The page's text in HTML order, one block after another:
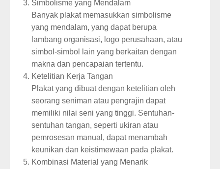
Simbolisme yang Mendalam
Banyak plakat memasukkan simbolisme
yang mendalam, yang dapat berupa
lambang organisasi, logo perusahaan, atau
simbol-simbol lain yang berkaitan dengan
makna dan pencapaian tertentu.
Ketelitian Kerja Tangan
Plakat yang dibuat dengan ketelitian oleh
seorang seniman atau pengrajin dapat
memiliki nilai seni yang tinggi. Sentuhan-
sentuhan tangan, seperti ukiran atau
pemrosesan manual, dapat menambah
keunikan dan keistimewaan pada plakat.
Kombinasi Material yang Menarik